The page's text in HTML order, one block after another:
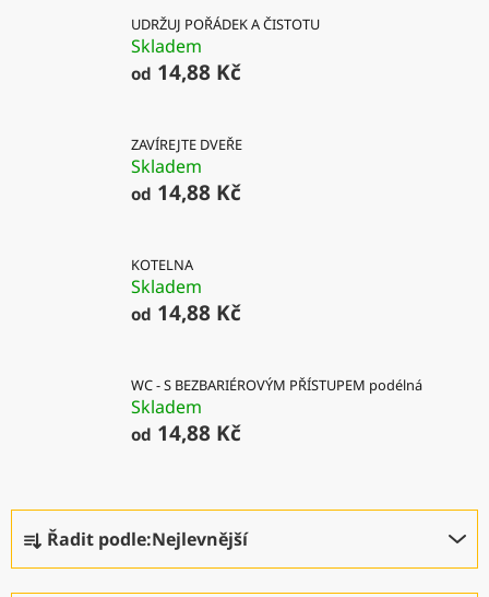
UDRŽUJ POŘÁDEK A ČISTOTU
Skladem
od 14,88 Kč
ZAVÍREJTE DVEŘE
Skladem
od 14,88 Kč
KOTELNA
Skladem
od 14,88 Kč
WC - S BEZBARIÉROVÝM PŘÍSTUPEM podélná
Skladem
od 14,88 Kč
Ř
z
Řadit podle:Nejlevnější